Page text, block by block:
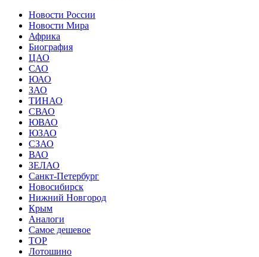
Новости России
Новости Мира
Африка
Биография
ЦАО
САО
ЮАО
ЗАО
ТИНАО
СВАО
ЮВАО
ЮЗАО
СЗАО
ВАО
ЗЕЛАО
Санкт-Петербург
Новосибирск
Нижний Новгород
Крым
Аналоги
Самое дешевое
TOP
Лотошино